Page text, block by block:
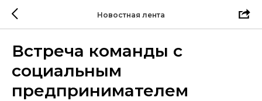
Новостная лента
Встреча команды с
социальным
предпринимателем